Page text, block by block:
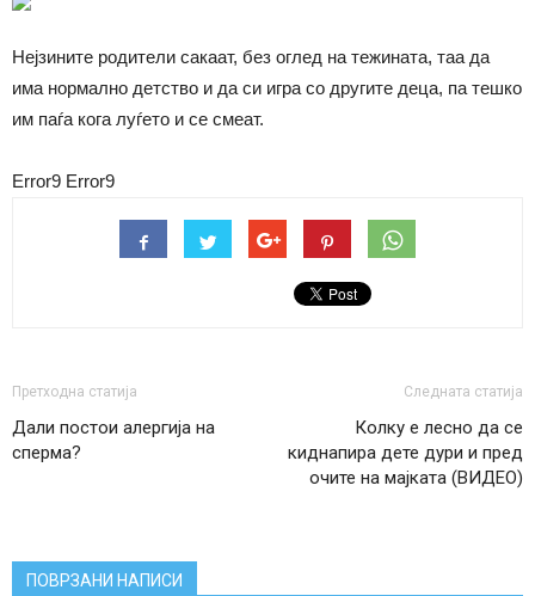
Нејзините родители сакаат, без оглед на тежината, таа да
има нормално детство и да си игра со другите деца, па тешко
им паѓа кога луѓето и се смеат.
Error9 Error9
Претходна статија
Дали постои алергија на
сперма?
Следната статија
Колку е лесно да се
киднапира дете дури и пред
очите на мајката (ВИДЕО)
ПОВРЗАНИ НАПИСИ